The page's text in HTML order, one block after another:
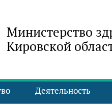
Министерство
Кировской
Деятельность